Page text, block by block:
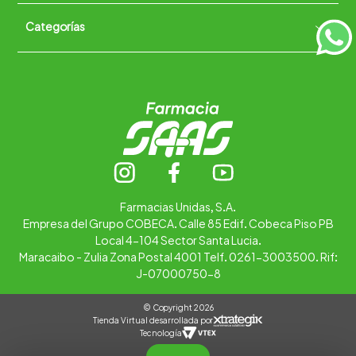
Quiénes somos
Trabaja con nosotros
Categorías +
Farmacias Unidas, S.A.
Empresa del Grupo COBECA. Calle 85 Edif. Cobeca Piso PB
Local 4-104 Sector Santa Lucia.
Maracaibo - Zulia Zona Postal 4001 Telf. 0261-3003500. Rif:
J-07000750-8
© Copyright 2026
Tienda Virtual desarrollada por
Tecnología